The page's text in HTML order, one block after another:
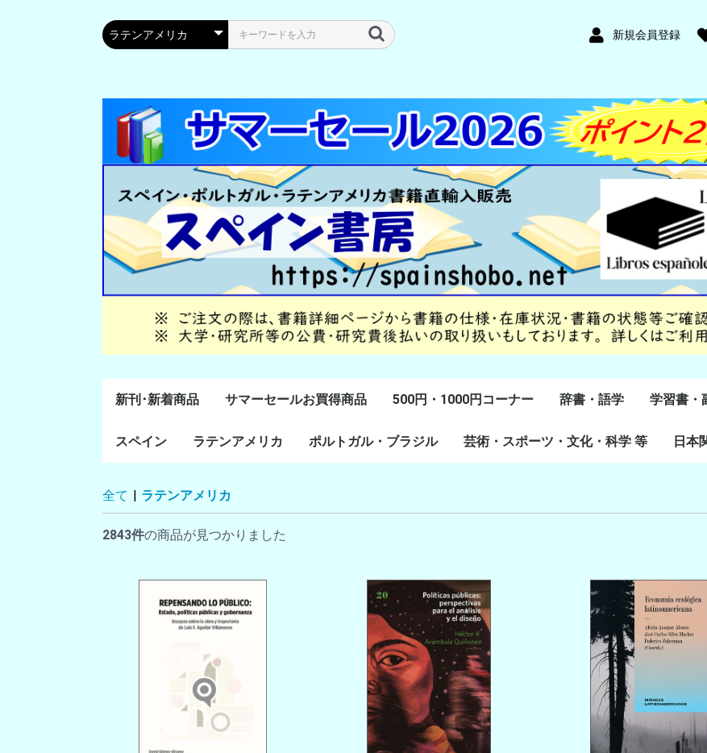
新規会員登録
新刊･新着商品 サマーセールお買得商品 500円・1000円コーナー 辞書・語学
スペイン語
ポルトガル語
Lenguas Ibericas
Lenguas Indigenas
スペインの教科書
その他
学習書・
学習教材
副読本教
絵本・児
スペイン
前半
ラテンアメリカ ポルトガル・ブラジル 芸術・スポーツ・文化・科学 等 日本
全て | ラテンアメリカ
2843件の商品が見つかりました